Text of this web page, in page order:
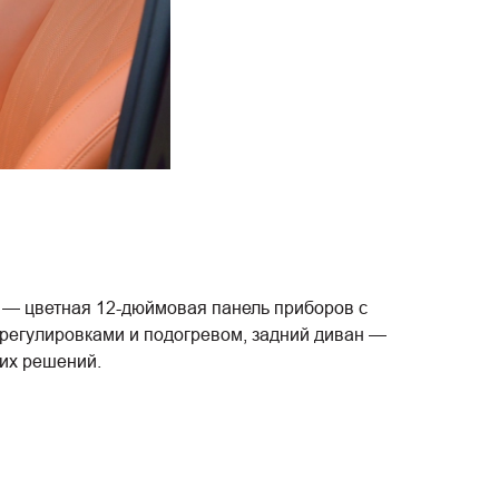
цветная 12-дюймовая панель приборов с
и подогревом, задний диван —
решений.